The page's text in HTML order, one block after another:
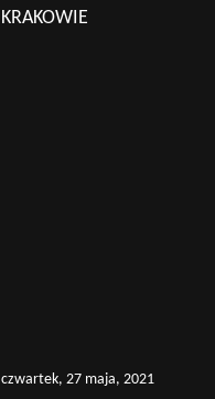
KRAKOWIE
czwartek, 27 maja, 2021